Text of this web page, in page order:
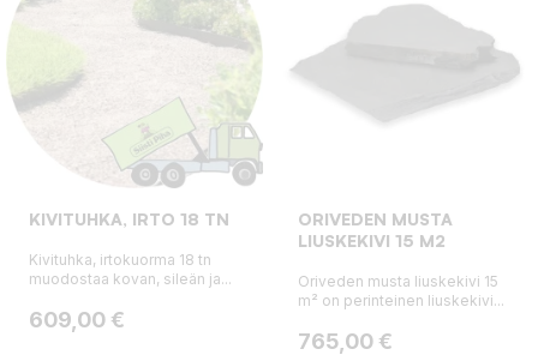
KIVITUHKA, IRTO 18 TN
Kivituhka, irtokuorma 18 tn
muodostaa kovan, sileän ja...
Hinta
609,00 €
ORIVEDEN MUSTA
LIUSKEKIVI 15 M2
Oriveden musta liuskekivi 15
m² on perinteinen liuskekivi...
Hinta
765,00 €